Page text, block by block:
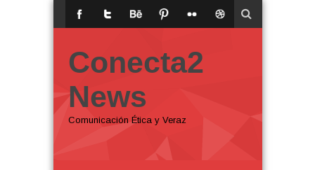
Conecta2
News
Comunicación Ética y Veraz